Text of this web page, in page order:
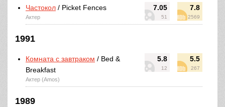
7.05
51
7.8
2569
Частокол / Picket Fences
Актер
1991
5.8
12
5.5
267
Комната с завтраком / Bed &
Breakfast
Актер (Amos)
1989